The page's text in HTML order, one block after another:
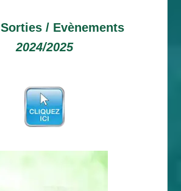
Sorties / Evènements
2024/2025